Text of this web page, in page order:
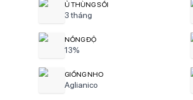
Ủ THÙNG SỒI
3 tháng
NỒNG ĐỘ
13%
GIỐNG NHO
Aglianico